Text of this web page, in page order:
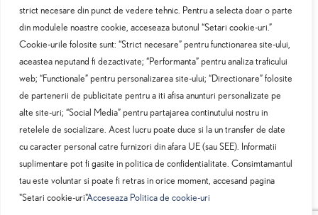
strict necesare din punct de vedere tehnic. Pentru a selecta doar o parte
din modulele noastre cookie, acceseaza butonul “Setari cookie-uri.”
Cookie-urile folosite sunt: “Strict necesare” pentru functionarea site-ului,
aceastea neputand fi dezactivate; “Performanta” pentru analiza traficului
web; “Functionale” pentru personalizarea site-ului; “Directionare” folosite
de partenerii de publicitate pentru a iti afisa anunturi personalizate pe
alte site-uri; “Social Media” pentru partajarea continutului nostru in
retelele de socializare. Acest lucru poate duce si la un transfer de date
cu caracter personal catre furnizori din afara UE (sau SEE). Informatii
suplimentare pot fi gasite in politica de confidentialitate. Consimtamantul
tau este voluntar si poate fi retras in orice moment, accesand pagina
"Setari cookie-uri"Acceseaza Politica de cookie-uri
Constatari daune
Programare service
Politica cookie-uri
Nota de informare